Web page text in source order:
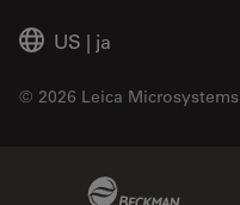
US | ja
© 2026 Leica Microsystems